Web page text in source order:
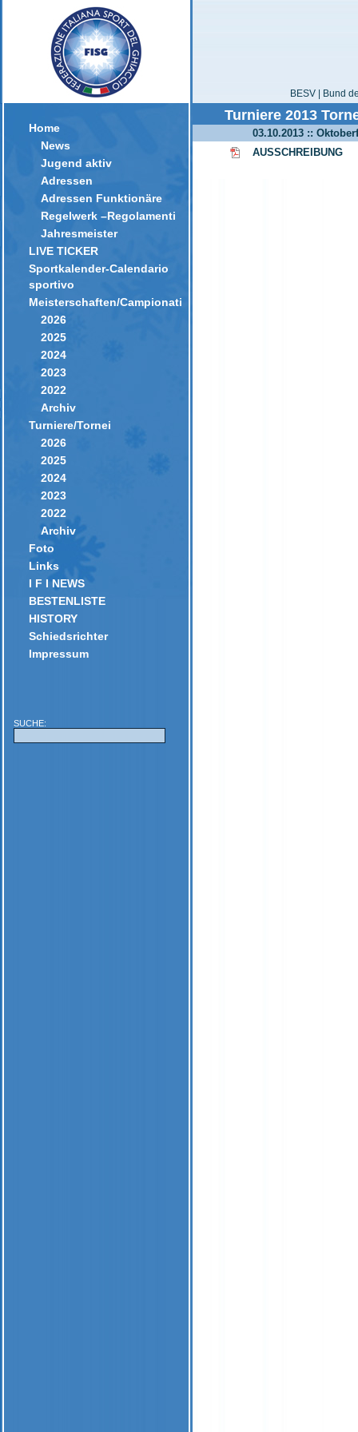
Home
News
Jugend aktiv
Adressen
Adressen Funktionäre
Regelwerk –Regolamenti
Jahresmeister
LIVE TICKER
Sportkalender-Calendario
sportivo
Meisterschaften/Campionati
2026
2025
2024
2023
2022
Archiv
Turniere/Tornei
2026
2025
2024
2023
2022
Archiv
Foto
Links
I F I NEWS
BESTENLISTE
HISTORY
Schiedsrichter
Impressum
SUCHE:
BESV | Bund
Turniere 2013
03.10.2013 ::
AUSSCHREIBUNG